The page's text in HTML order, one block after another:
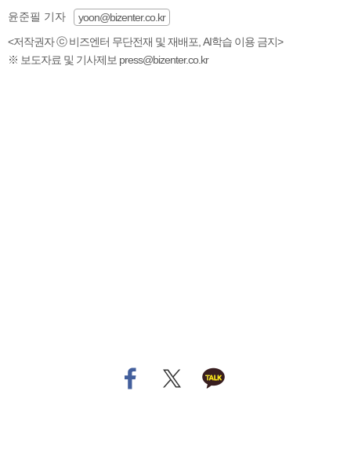
윤준필 기자
yoon@bizenter.co.kr
<저작권자 ⓒ 비즈엔터 무단전재 및 재배포, AI학습 이용 금지>
※ 보도자료 및 기사제보 press@bizenter.co.kr